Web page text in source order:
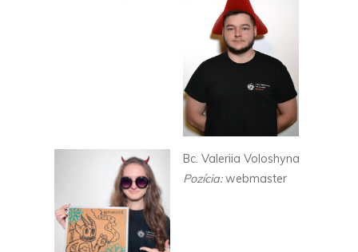
Bc. Valeriia Voloshyna
Pozícia:webmaster